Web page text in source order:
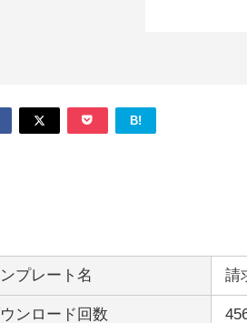
B!
プレート名 請
ンロード回数